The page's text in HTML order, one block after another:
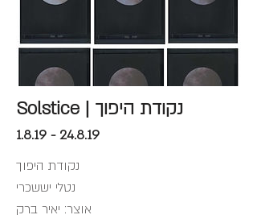
Solstice | נקודת היפוך
1.8.19 - 24.8.19
נקודת היפוך
נטלי יששכרי
אוצר: יאיר ברק